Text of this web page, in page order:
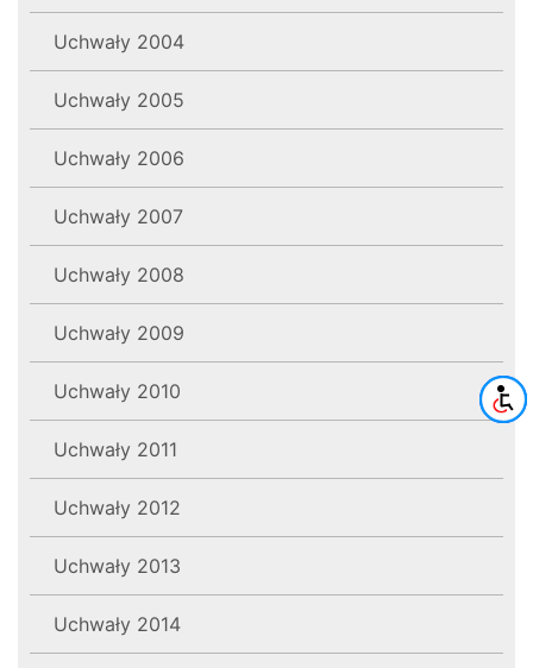
Uchwały 2004
Uchwały 2005
Uchwały 2006
Uchwały 2007
Uchwały 2008
Uchwały 2009
Uchwały 2010
Uchwały 2011
Uchwały 2012
Uchwały 2013
Uchwały 2014